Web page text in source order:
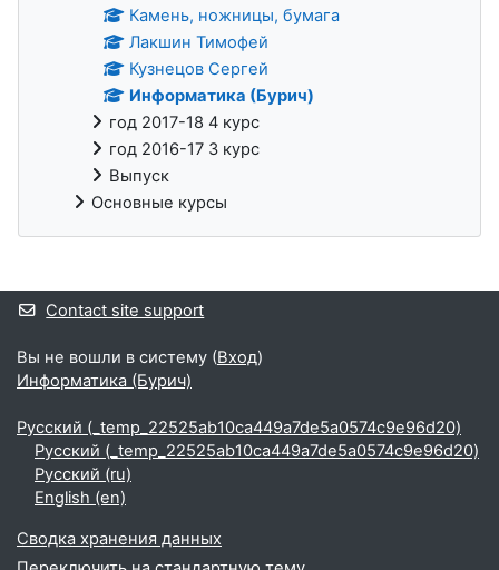
Камень, ножницы, бумага
Лакшин Тимофей
Кузнецов Сергей
Информатика (Бурич)
год 2017-18 4 курс
год 2016-17 3 курс
Выпуск
Основные курсы
Supplementary blocks
Contact site support
Вы не вошли в систему (Вход)
Информатика (Бурич)
Русский ‎(_temp_22525ab10ca449a7de5a0574c9e96d20)‎
Русский ‎(_temp_22525ab10ca449a7de5a0574c9e96d20)‎
Русский ‎(ru)‎
English ‎(en)‎
Сводка хранения данных